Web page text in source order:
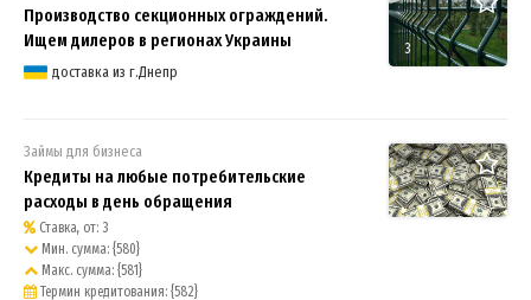
3
Производство секционных ограждений.
Ищем дилеров в регионах Украины
доставка из г.Днепр
Займы для бизнеса
Кредиты на любые потребительские
расходы в день обращения
Ставка, от: 3
Мин. сумма: {580}
Макс. сумма: {581}
Термин кредитования: {582}